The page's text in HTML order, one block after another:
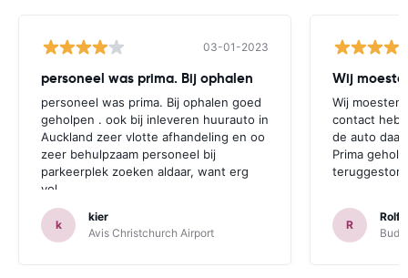
03-01-2023
personeel was prima. Bij ophalen
personeel was prima. Bij ophalen goed
geholpen . ook bij inleveren huurauto in
Auckland zeer vlotte afhandeling en oo
zeer behulpzaam personeel bij
parkeerplek zoeken aldaar, want erg
vol.
k
kier
Avis Christchurch Airport
Wij
Wij moesten
contact
de auto
Prima
R
Rolf